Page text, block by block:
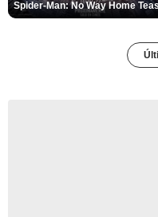
Spider-Man: No Way Home